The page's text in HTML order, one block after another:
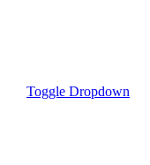
Toggle Dropdown